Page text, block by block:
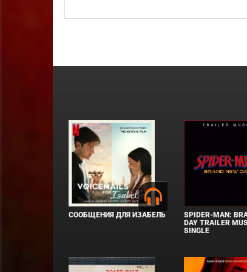
СООБЩЕНИЯ ДЛЯ ИЗАБЕЛЬ
SPIDER-MAN:
DAY TRAILER
SINGLE